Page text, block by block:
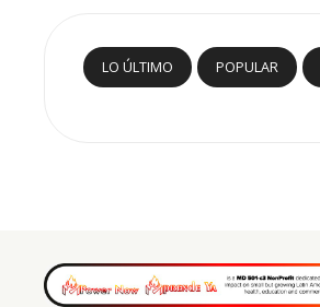
LO ÚLTIMO POPULAR